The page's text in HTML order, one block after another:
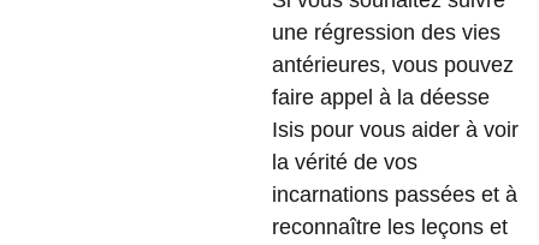
une régression des vies
antérieures, vous pouvez
faire appel à la déesse
Isis pour vous aider à voir
la vérité de vos
incarnations passées et à
reconnaître les leçons et